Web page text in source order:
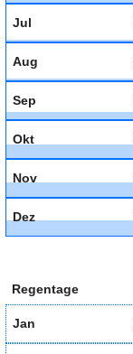
Jul
Aug
Sep
Okt
Nov
Dez
Regentage
Jan